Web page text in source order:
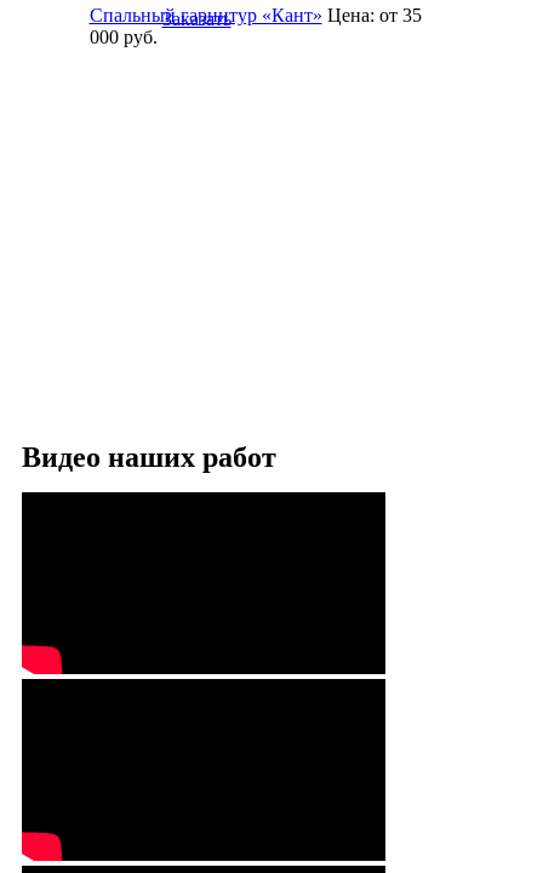
Спальный гарнитур «Кант» Цена: от 35
000руб.
Заказать
Видео наших работ